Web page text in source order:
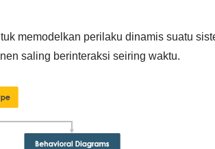
memodelkan perilaku dinamis suatu
saling berinteraksi seiring waktu.